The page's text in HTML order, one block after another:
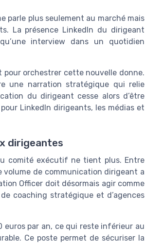
parle plus seulement au marché mais
La présence LinkedIn du dirigeant
interview dans un quotidien
pour orchestrer cette nouvelle donne.
une narration stratégique qui relie
du dirigeant cesse alors d’être
LinkedIn dirigeants, les médias et
dirigeantes
comité exécutif ne tient plus. Entre
volume de communication dirigeant a
Officer doit désormais agir comme
coaching stratégique et d’agences
euros par an, ce qui reste inférieur au
Ce poste permet de sécuriser la